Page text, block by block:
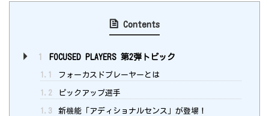
Contents
1 FOCUSED PLAYERS 第2弾トピック
1.1 フォーカスドプレーヤーとは
1.2 ピックアップ選手
1.3 新機能「アディショナルセンス」が登場！